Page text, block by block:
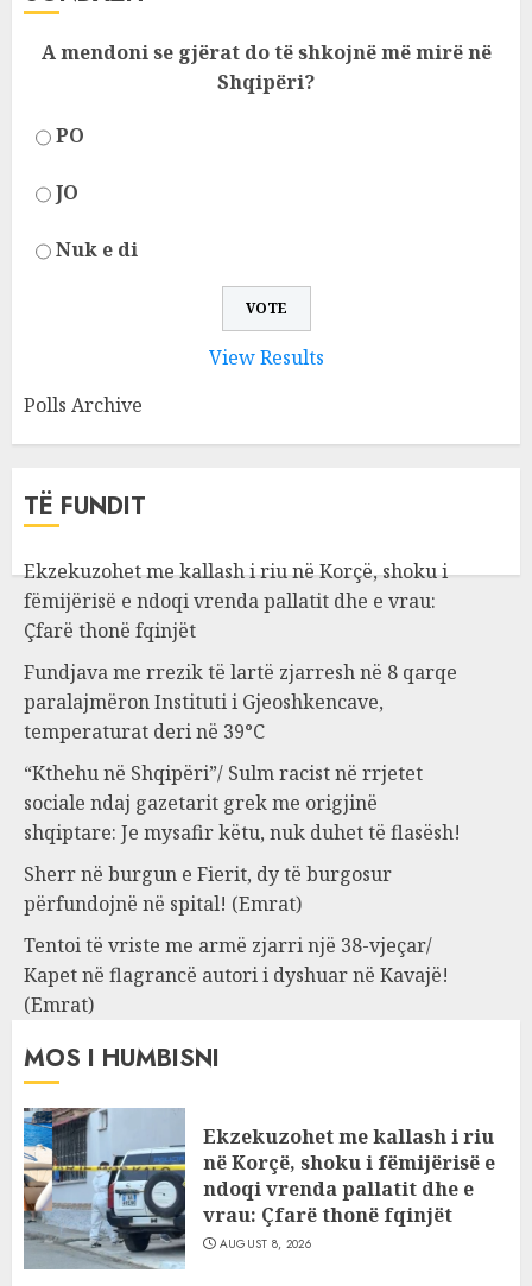
A mendoni se gjërat do të shkojnë më mirë në
Shqipëri?
PO
JO
Nuk e di
View Results
Polls Archive
TË FUNDIT
Ekzekuzohet me kallash i riu në Korçë, shoku i
fëmijërisë e ndoqi vrenda pallatit dhe e vrau:
Çfarë thonë fqinjët
Fundjava me rrezik të lartë zjarresh në 8 qarqe
paralajmëron Instituti i Gjeoshkencave,
temperaturat deri në 39°C
“Kthehu në Shqipëri”/ Sulm racist në rrjetet
sociale ndaj gazetarit grek me origjinë
shqiptare: Je mysafir këtu, nuk duhet të flasësh!
Sherr në burgun e Fierit, dy të burgosur
përfundojnë në spital! (Emrat)
Tentoi të vriste me armë zjarri një 38-vjeçar/
Kapet në flagrancë autori i dyshuar në Kavajë!
(Emrat)
MOS I HUMBISNI
Ekzekuzohet me kallash i riu
në Korçë, shoku i fëmijërisë e
ndoqi vrenda pallatit dhe e
vrau: Çfarë thonë fqinjët
AUGUST 8, 2026